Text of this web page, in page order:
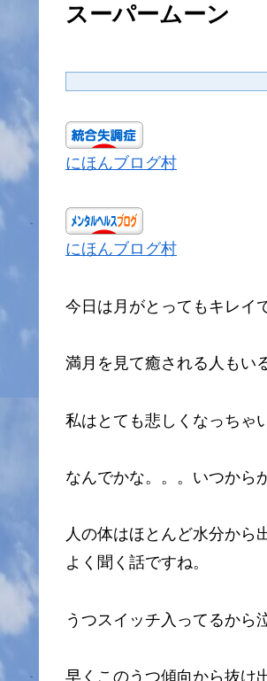
スーパームーン
にほんブログ村
にほんブログ村
今日は月がとってもキレイ
満月を見て癒される人もい
私はとても悲しくなっちゃ
なんでかな。。。いつから
人の体はほとんど水分から
よく聞く話ですね。
うつスイッチ入ってるから
早くこのうつ傾向から抜け